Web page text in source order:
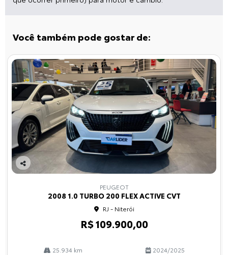
Você também pode gostar de:
Co
PEUGEOT
2008 1.0 TURBO 200 FLEX ACTIVE CVT
RJ - Niterói
R$ 109.900,00
25.934 km 2024/2025